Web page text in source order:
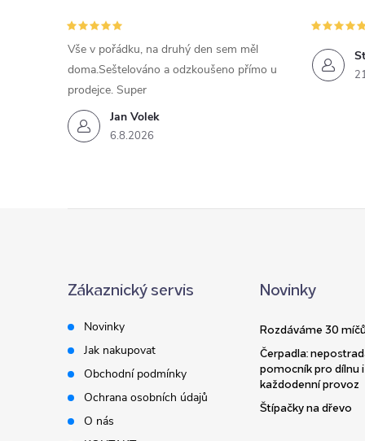
Jan Volek
6.8.2026
Vše v pořádku, na druhý den sem měl
doma.Seštelováno a odzkoušeno přímo u
prodejce. Super
Zákaznický servis
Novinky
Jak nakupovat
Obchodní podmínky
Ochrana osobních údajů
O nás
Novinky
Rozdáváme 30
Čerpadla:
pomocník pro dílnu i
každodenní provoz
Štípačky na dřevo